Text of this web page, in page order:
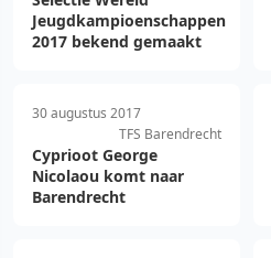
Jeugdkampioenschappen
2017 bekend gemaakt
30 augustus 2017
TFS Barendrecht
Cyprioot George
Nicolaou komt naar
Barendrecht